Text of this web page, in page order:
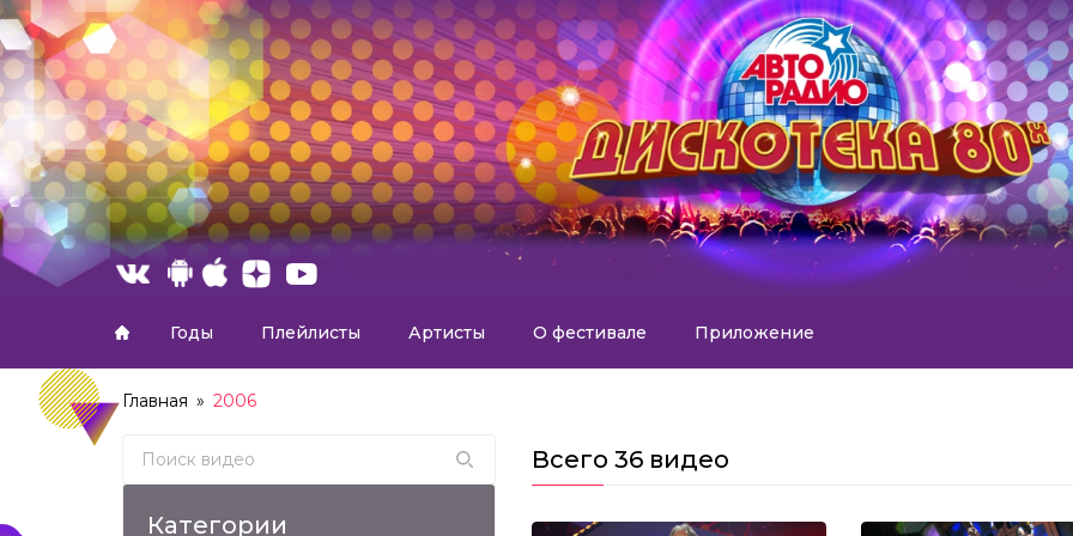
Годы Плейлисты Артисты О фестивале Приложение
Главная » 2006
Всего 36 видео
Search for:
Категории